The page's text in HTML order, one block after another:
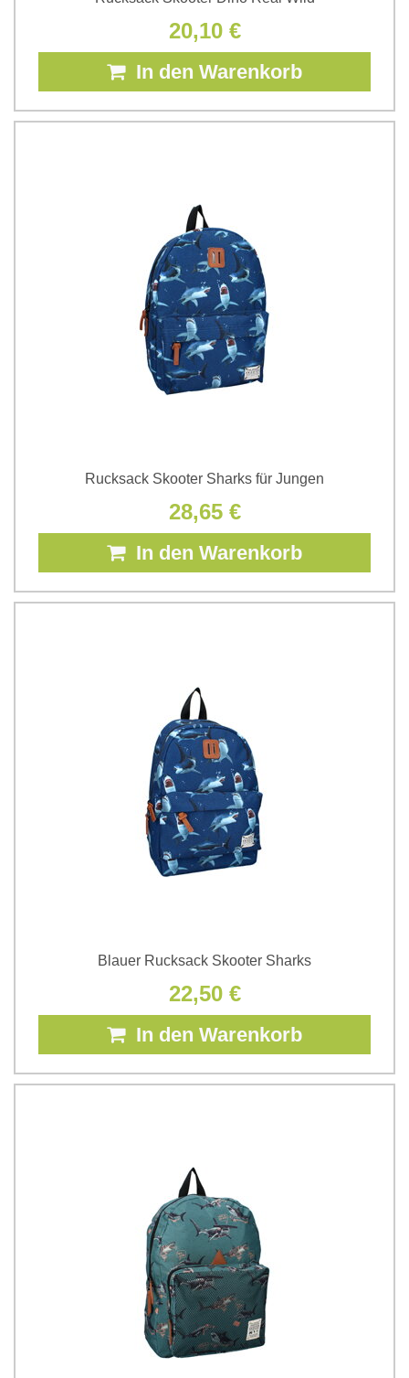
20,10 €
In den Warenkorb
Rucksack Skooter Sharks für Jungen
28,65 €
In den Warenkorb
Blauer Rucksack Skooter Sharks
22,50 €
In den Warenkorb